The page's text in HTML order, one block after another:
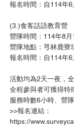
報名時間：自114年6
(3.)食客話語教育營
營隊時間：114年8月
營隊地點：芎林鹿寮
報名時間：自114年6
活動均為2天一夜，
全程參與者可獲得特
服務時數6小時、營
>>報名連結：
https://